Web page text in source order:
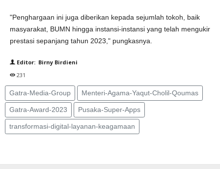
"Penghargaan ini juga diberikan kepada sejumlah tokoh, baik
masyarakat, BUMN hingga instansi-instansi yang telah mengukir
prestasi sepanjang tahun 2023," pungkasnya.
Editor: Birny Birdieni
231
Gatra-Media-Group Menteri-Agama-Yaqut-Cholil-Qoumas
Gatra-Award-2023 Pusaka-Super-Apps
transformasi-digital-layanan-keagamaan